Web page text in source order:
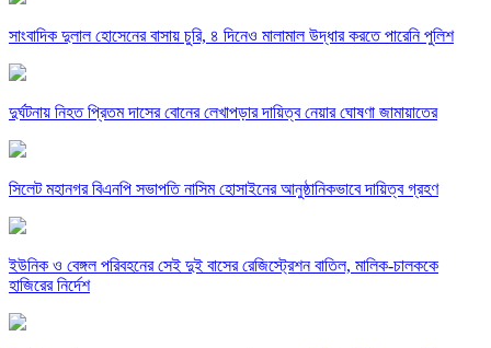
সাংবাদিক দুলাল হোসেনের বাসায় চুরি, ৪ দিনেও মালামাল উদ্ধার করতে পারেনি পুলিশ
দুর্ঘটনায় নিহত প্রিতম দাসের বোনের লেখাপড়ার দায়িত্ব নেয়ার ঘোষণা জামায়াতের
সিলেট মহানগর বিএনপি সভাপতি নাসিম হোসাইনের আনুষ্ঠানিকভাবে দায়িত্ব গ্রহণ
ইউনিক ও বেঙ্গল পরিবহনের সেই দুই বাসের রেজিস্ট্রেশন বাতিল, মালিক-চালককে
হাজিরের নির্দেশ